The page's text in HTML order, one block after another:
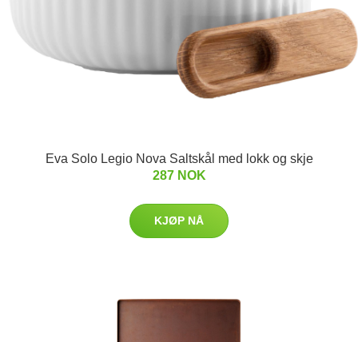
Eva Solo Legio Nova Saltskål med lokk og skje
287 NOK
KJØP NÅ